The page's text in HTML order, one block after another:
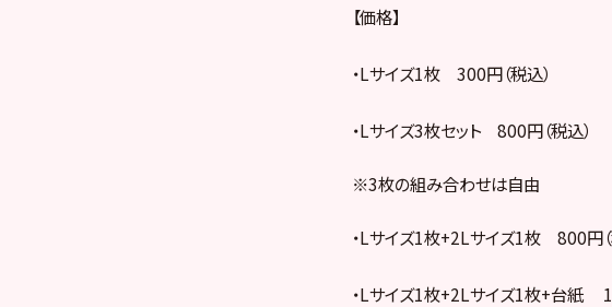
【価格】
・Lサイズ1枚 300円（税込）
・Lサイズ3枚セット 800円（税込）
※3枚の組み合わせは自由
・Lサイズ1枚+2Lサイズ1枚 800円（
・Lサイズ1枚+2Lサイズ1枚+台紙